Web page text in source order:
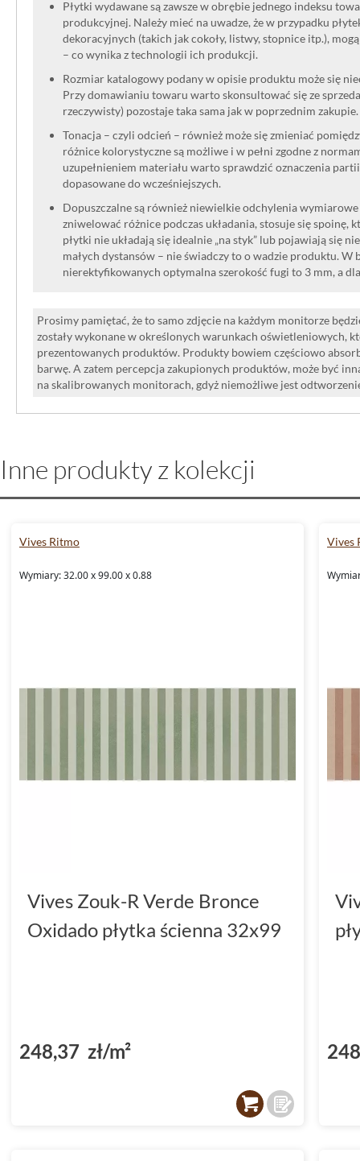
Płytki wydawane są zawsze w obrębie jednego indeksu
produkcyjnej. Należy mieć na uwadze, że w przypadku
dekoracyjnych (takich jak cokoły, listwy, stopnice itp.),
– co wynika z technologii ich produkcji.
Rozmiar katalogowy podany w opisie produktu może się
Przy domawianiu towaru warto skonsultować się ze
rzeczywisty) pozostaje taka sama jak w poprzednim zakupie.
Tonacja – czyli odcień – również może się zmieniać
różnice kolorystyczne są możliwe i w pełni zgodne z
uzupełnieniem materiału warto sprawdzić oznaczenia
dopasowane do wcześniejszych.
Dopuszczalne są również niewielkie odchylenia
zniwelować różnice podczas układania, stosuje się spoinę,
płytki nie układają się idealnie „na styk” lub pojawiają się
małych dystansów – nie świadczy to o wadzie produktu. W
nierektyfikowanych optymalna szerokość fugi to 3 mm, a
Prosimy pamiętać, że to samo zdjęcie na każdym monitorze
zostały wykonane w określonych warunkach oświetleniowych,
prezentowanych produktów. Produkty bowiem częściowo
barwę. A zatem percepcja zakupionych produktów, może być
na skalibrowanych monitorach, gdyż niemożliwe jest
Inne produkty z kolekcji
Vives Ritmo
Wymiary: 32.00 x 99.00 x 0.88
Vives Zouk-R Verde Bronce
Oxidado płytka ścienna 32x99
248,37 zł/m²
Vives